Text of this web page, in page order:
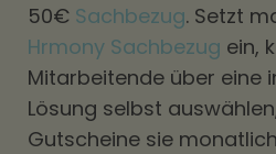
50€ Sachbezug. Setzt
Hrmony Sachbezug ein,
Mitarbeitende über eine
Lösung selbst
Gutscheine sie